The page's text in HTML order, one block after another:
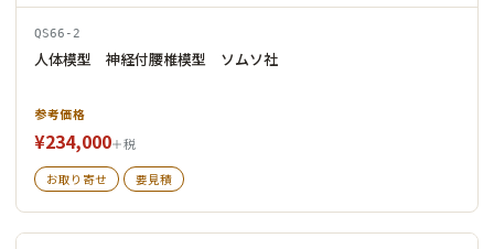
QS66-2
人体模型 神経付腰椎模型 ソムソ社
参考価格
¥234,000＋税
お取り寄せ 要見積